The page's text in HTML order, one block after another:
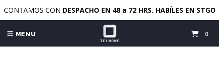
CONTAMOS CON DESPACHO EN 48 a 72 HRS. HABÍLES EN STGO
MENU 0